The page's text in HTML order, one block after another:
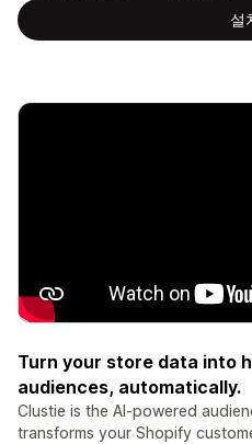
설
Turn your store data into
audiences, automatically.
Clustie is the AI-powered
transforms your Shopify